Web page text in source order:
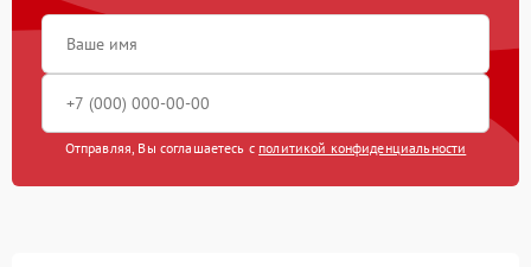
Отправляя, Вы соглашаетесь с политикой конфиденциальности